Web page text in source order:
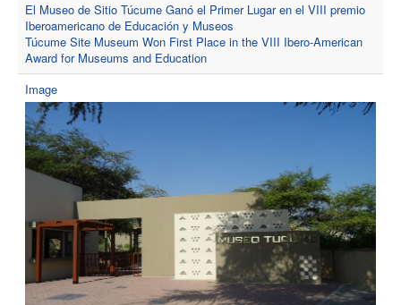
El Museo de Sitio Túcume Ganó el Primer Lugar en el VIII premio
Iberoamericano de Educación y Museos
Túcume Site Museum Won First Place in the VIII Ibero-American
Award for Museums and Education
Image